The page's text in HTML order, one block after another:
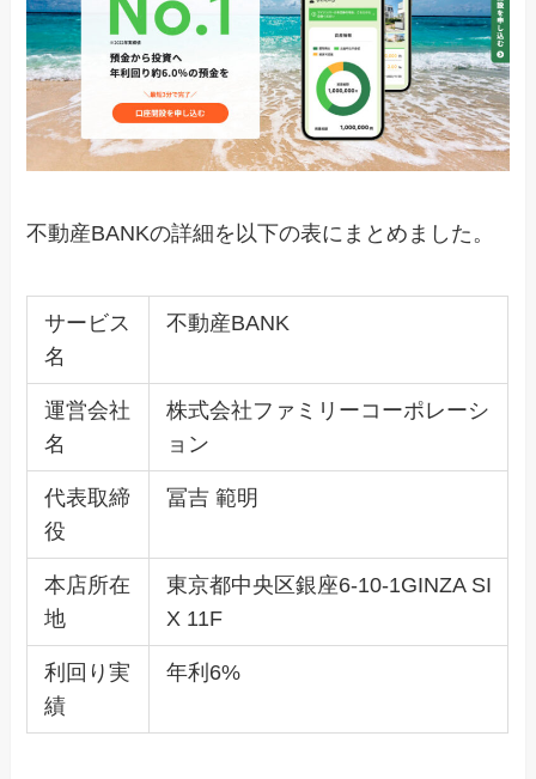
不動産BANKの詳細を以下の表にまとめました。
サービス
名
不動産BANK
運営会社
名
株式会社ファミリーコーポレーシ
ョン
代表取締
役
冨吉 範明
本店所在
地
東京都中央区銀座6-10-1GINZA SI
X 11F
利回り実
績
年利6%